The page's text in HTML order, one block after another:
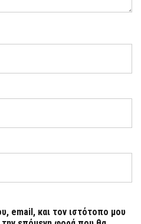
email, και τον ιστότοπο μου